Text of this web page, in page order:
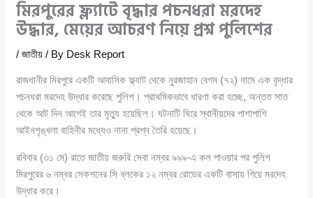
মিরপুরের ফ্ল্যাটে বৃদ্ধার পচনধরা মরদেহ
উদ্ধার, মেয়ের আচরণ নিয়ে প্রশ্ন পুলিশের
/জাতীয় / By Desk Report
রাজধানীর মিরপুরে একটি আবাসিক ফ্ল্যাট থেকে নুরজাহান বেগম (৭২) নামে এক বৃদ্ধার
পচনধরা মরদেহ উদ্ধার করেছে পুলিশ। প্রাথমিকভাবে ধারণা করা হচ্ছে, অন্তত সাত
থেকে আট দিন আগেই তার মৃত্যু হয়েছিল। ঘটনাটি ঘিরে স্থানীয়দের পাশাপাশি
আইনশৃঙ্খলা বাহিনীর মধ্যেও নানা প্রশ্ন তৈরি হয়েছে।
রবিবার (৩১ মে) রাতে জাতীয় জরুরি সেবা নম্বর ৯৯৯-এ কল পাওয়ার পর পুলিশ
মিরপুরের ৬ নম্বর সেকশনের সি ব্লকের ১২ নম্বর রোডের একটি বাসায় গিয়ে মরদেহ
উদ্ধার করে।